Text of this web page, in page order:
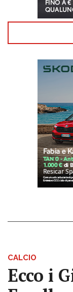
CALCIO
Ecco i